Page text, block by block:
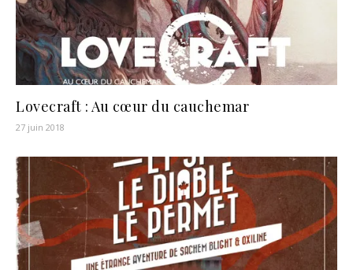
Lovecraft : Au cœur du cauchemar
27 juin 2018